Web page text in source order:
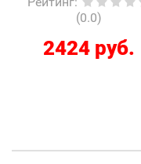
(0.0)
2424 руб.